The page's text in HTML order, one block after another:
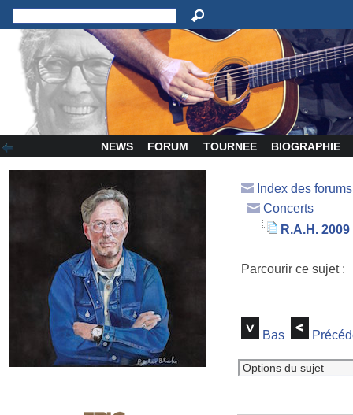
NEWS FORUM TOURNEE BIOGRAPHIE
Index des
Concerts
R.A.H.
Parcourir ce sujet
Bas